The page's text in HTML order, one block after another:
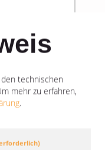
technischen
mehr zu erfahren,
.